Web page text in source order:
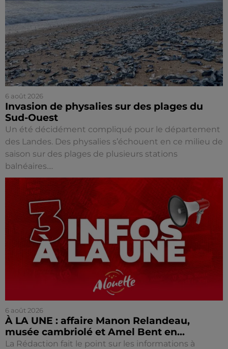
6 août 2026
Invasion de physalies sur des plages du
Sud-Ouest
Un été décidément compliqué pour le département
des Landes. Des physalies s’échouent en ce milieu de
saison sur des plages de plusieurs stations
balnéaires....
6 août 2026
À LA UNE : affaire Manon Relandeau,
musée cambriolé et Amel Bent en...
La Rédaction fait le point sur les informations à